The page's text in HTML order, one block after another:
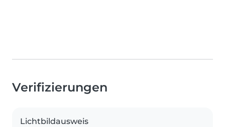
Verifizierungen
Lichtbildausweis